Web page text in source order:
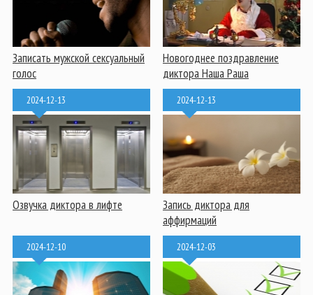
Записать мужской сексуальный
голос
Новогоднее поздравление
диктора Наша Раша
2024-12-13
Озвучка диктора в лифте
2024-12-13
Запись диктора для
аффирмаций
2024-12-10 2024-12-03